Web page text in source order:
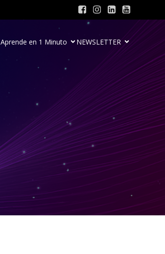
Aprende en 1 Minuto NEWSLETTER